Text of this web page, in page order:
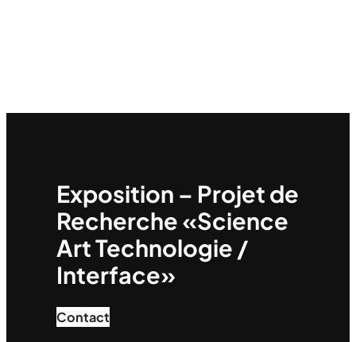
Exposition – Projet de
Recherche «Science
Art Technologie /
Interface»
Contact